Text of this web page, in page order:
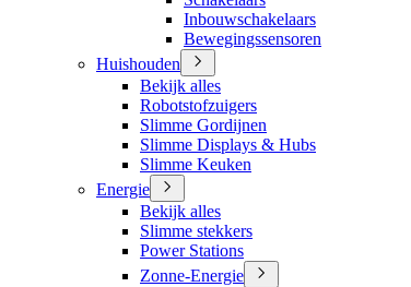
Inbouwschakelaars
Bewegingssensoren
Huishouden
Bekijk alles
Robotstofzuigers
Slimme Gordijnen
Slimme Displays & Hubs
Slimme Keuken
Energie
Bekijk alles
Slimme stekkers
Power Stations
Zonne-Energie